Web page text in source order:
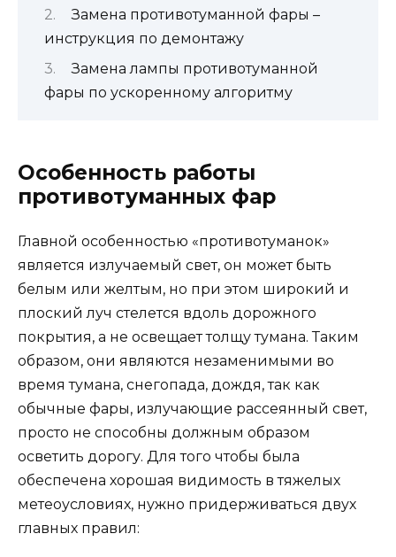
Замена противотуманной фары –
инструкция по демонтажу
Замена лампы противотуманной
фары по ускоренному алгоритму
Особенность работы
противотуманных фар
Главной особенностью «противотуманок»
является излучаемый свет, он может быть
белым или желтым, но при этом широкий и
плоский луч стелется вдоль дорожного
покрытия, а не освещает толщу тумана. Таким
образом, они являются незаменимыми во
время тумана, снегопада, дождя, так как
обычные фары, излучающие рассеянный свет,
просто не способны должным образом
осветить дорогу. Для того чтобы была
обеспечена хорошая видимость в тяжелых
метеоусловиях, нужно придерживаться двух
главных правил: